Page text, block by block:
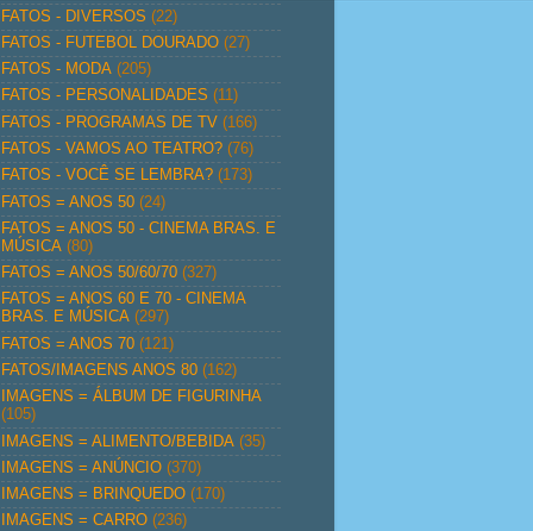
FATOS - DIVERSOS (22)
FATOS - FUTEBOL DOURADO (27)
FATOS - MODA (205)
FATOS - PERSONALIDADES (11)
FATOS - PROGRAMAS DE TV (166)
FATOS - VAMOS AO TEATRO? (76)
FATOS - VOCÊ SE LEMBRA? (173)
FATOS = ANOS 50 (24)
FATOS = ANOS 50 - CINEMA BRAS. E
MÚSICA (80)
FATOS = ANOS 50/60/70 (327)
FATOS = ANOS 60 E 70 - CINEMA
BRAS. E MÚSICA (297)
FATOS = ANOS 70 (121)
FATOS/IMAGENS ANOS 80 (162)
IMAGENS = ÁLBUM DE FIGURINHA
(105)
IMAGENS = ALIMENTO/BEBIDA (35)
IMAGENS = ANÚNCIO (370)
IMAGENS = BRINQUEDO (170)
IMAGENS = CARRO (236)